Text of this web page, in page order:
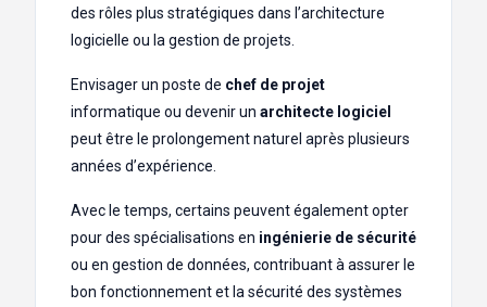
des rôles plus stratégiques dans l’architecture
logicielle ou la gestion de projets.
Envisager un poste de chef de projet
informatique ou devenir un architecte logiciel
peut être le prolongement naturel après plusieurs
années d’expérience.
Avec le temps, certains peuvent également opter
pour des spécialisations en ingénierie de sécurité
ou en gestion de données, contribuant à assurer le
bon fonctionnement et la sécurité des systèmes